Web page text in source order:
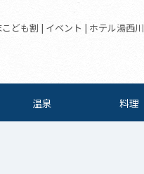
ども割 | イベント | ホテル湯西川
温泉 料理